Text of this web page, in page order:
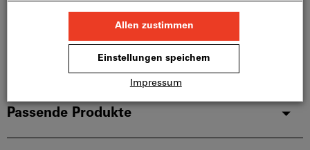
Beschreibung
Downloads & Dokumente
Passende Produkte